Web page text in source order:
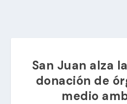
San Juan alza
donación de
medio